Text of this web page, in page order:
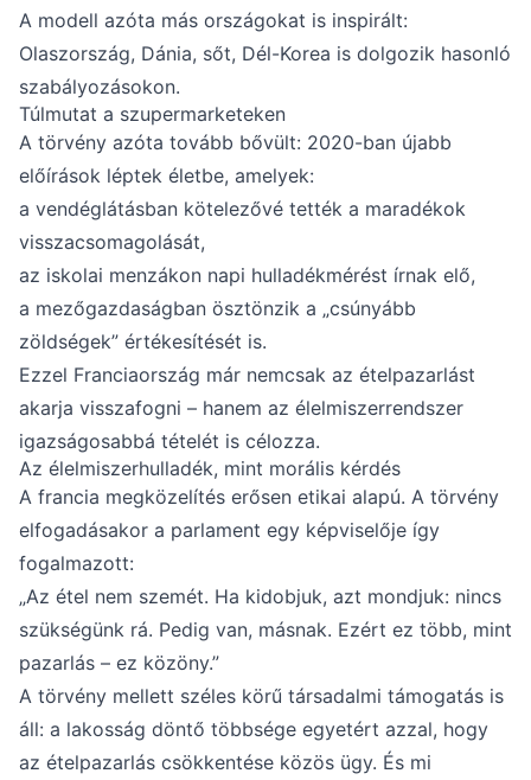
A modell azóta más országokat is inspirált:
Olaszország, Dánia, sőt, Dél-Korea is dolgozik hasonló
szabályozásokon.
Túlmutat a szupermarketeken
A törvény azóta tovább bővült: 2020-ban újabb
előírások léptek életbe, amelyek:
a vendéglátásban kötelezővé tették a maradékok
visszacsomagolását,
az iskolai menzákon napi hulladékmérést írnak elő,
a mezőgazdaságban ösztönzik a „csúnyább
zöldségek” értékesítését is.
Ezzel Franciaország már nemcsak az ételpazarlást
akarja visszafogni – hanem az élelmiszerrendszer
igazságosabbá tételét is célozza.
Az élelmiszerhulladék, mint morális kérdés
A francia megközelítés erősen etikai alapú. A törvény
elfogadásakor a parlament egy képviselője így
fogalmazott:
„Az étel nem szemét. Ha kidobjuk, azt mondjuk: nincs
szükségünk rá. Pedig van, másnak. Ezért ez több, mint
pazarlás – ez közöny.”
A törvény mellett széles körű társadalmi támogatás is
áll: a lakosság döntő többsége egyetért azzal, hogy
az ételpazarlás csökkentése közös ügy. És mi